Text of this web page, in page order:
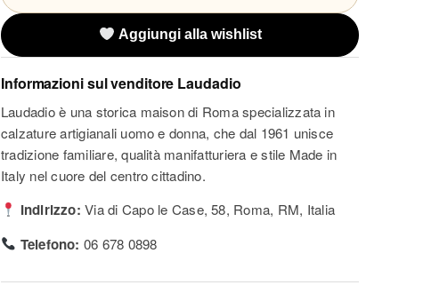
Aggiungi alla wishlist
Informazioni sul venditore Laudadio
Laudadio è una storica maison di Roma specializzata in
calzature artigianali uomo e donna, che dal 1961 unisce
tradizione familiare, qualità manifatturiera e stile Made in
Italy nel cuore del centro cittadino.
Indirizzo: Via di Capo le Case, 58, Roma, RM, Italia
Telefono: 06 678 0898